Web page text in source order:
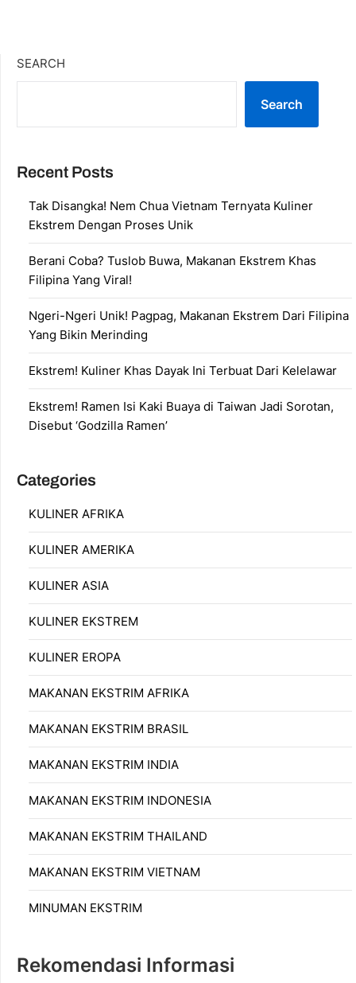
SEARCH
Search
Recent Posts
Tak Disangka! Nem Chua Vietnam Ternyata Kuliner
Ekstrem Dengan Proses Unik
Berani Coba? Tuslob Buwa, Makanan Ekstrem Khas
Filipina Yang Viral!
Ngeri-Ngeri Unik! Pagpag, Makanan Ekstrem Dari Filipina
Yang Bikin Merinding
Ekstrem! Kuliner Khas Dayak Ini Terbuat Dari Kelelawar
Ekstrem! Ramen Isi Kaki Buaya di Taiwan Jadi Sorotan,
Disebut ‘Godzilla Ramen’
Categories
KULINER AFRIKA
KULINER AMERIKA
KULINER ASIA
KULINER EKSTREM
KULINER EROPA
MAKANAN EKSTRIM AFRIKA
MAKANAN EKSTRIM BRASIL
MAKANAN EKSTRIM INDIA
MAKANAN EKSTRIM INDONESIA
MAKANAN EKSTRIM THAILAND
MAKANAN EKSTRIM VIETNAM
MINUMAN EKSTRIM
Rekomendasi Informasi